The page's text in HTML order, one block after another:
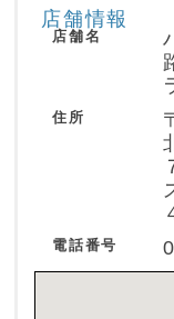
店舗情報
店舗名
住所
電話番号